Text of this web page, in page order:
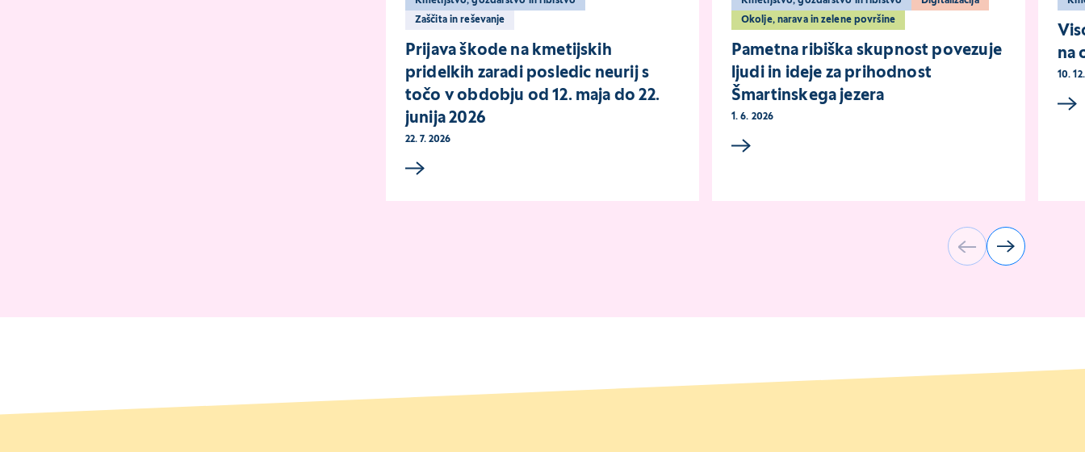
Zaščita in reševanje
Prijava škode na kmetijskih
pridelkih zaradi posledic neurij s
točo v obdobju od 12. maja do 22.
junija 2026
22. 7. 2026
Okolje, narava in zelene površine
Pametna ribiška skupnost povezuje
ljudi in ideje za prihodnost
Šmartinskega jezera
1. 6. 2026
na
10.